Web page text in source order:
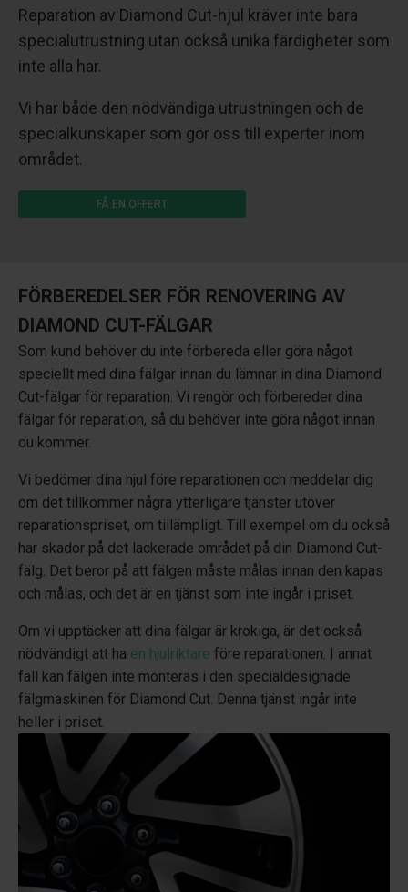
Reparation av Diamond Cut-hjul kräver inte bara
specialutrustning utan också unika färdigheter som
inte alla har.
Vi har både den nödvändiga utrustningen och de
specialkunskaper som gör oss till experter inom
området.
FÅ EN OFFERT
FÖRBEREDELSER FÖR RENOVERING AV
DIAMOND CUT-FÄLGAR
Som kund behöver du inte förbereda eller göra något
speciellt med dina fälgar innan du lämnar in dina Diamond
Cut-fälgar för reparation. Vi rengör och förbereder dina
fälgar för reparation, så du behöver inte göra något innan
du kommer.
Vi bedömer dina hjul före reparationen och meddelar dig
om det tillkommer några ytterligare tjänster utöver
reparationspriset, om tillämpligt. Till exempel om du också
har skador på det lackerade området på din Diamond Cut-
fälg. Det beror på att fälgen måste målas innan den kapas
och målas, och det är en tjänst som inte ingår i priset.
Om vi upptäcker att dina fälgar är krokiga, är det också
nödvändigt att ha en hjulriktare före reparationen. I annat
fall kan fälgen inte monteras i den specialdesignade
fälgmaskinen för Diamond Cut. Denna tjänst ingår inte
heller i priset.